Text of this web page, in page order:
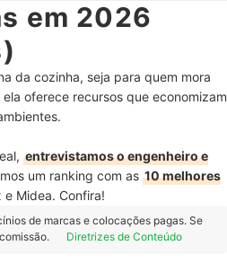
em 2026
da cozinha, seja para quem mora
oferece recursos que economizam
entrevistamos o engenheiro e
um ranking com as 10 melhores
Midea. Confira!
de marcas e colocações pagas. Se
Diretrizes de Conteúdo